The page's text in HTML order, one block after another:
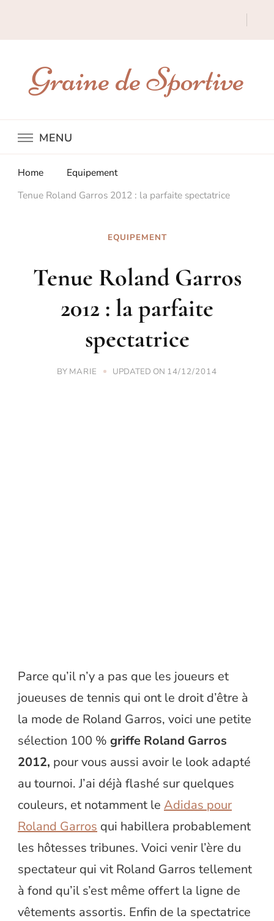
Graine de Sportive
MENU
Home
Equipement
Tenue Roland Garros 2012 : la parfaite spectatrice
EQUIPEMENT
Tenue Roland Garros
2012 : la parfaite
spectatrice
BY MARIE UPDATED ON 14/12/2014
Parce qu’il n’y a pas que les joueurs et
joueuses de tennis qui ont le droit d’être à
la mode de Roland Garros, voici une petite
sélection 100 % griffe Roland Garros
2012, pour vous aussi avoir le look adapté
au tournoi. J’ai déjà flashé sur quelques
couleurs, et notamment le Adidas pour
Roland Garros qui habillera probablement
les hôtesses tribunes. Voici venir l’ère du
spectateur qui vit Roland Garros tellement
à fond qu’il s’est même offert la ligne de
vêtements assortis. Enfin de la spectatrice